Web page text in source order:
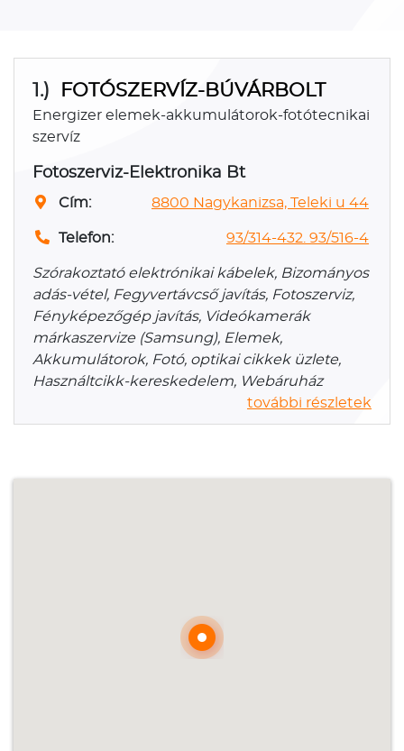
1.) FOTÓSZERVÍZ-BÚVÁRBOLT
Energizer elemek-akkumulátorok-fotótecnikai
szervíz
Fotoszerviz-Elektronika Bt
Cím: 8800 Nagykanizsa, Teleki u 44
Telefon: 93/314-432. 93/516-4
Szórakoztató elektrónikai kábelek, Bizományos
adás-vétel, Fegyvertávcső javítás, Fotoszerviz,
Fényképezőgép javítás, Videókamerák
márkaszervize (Samsung), Elemek,
Akkumulátorok, Fotó, optikai cikkek üzlete,
Használtcikk-kereskedelem, Webáruház
további részletek